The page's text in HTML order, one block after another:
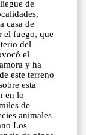
de
casa de
el fuego, que
del
el
y ha
este terreno
esta
en lo
de
animales
Los